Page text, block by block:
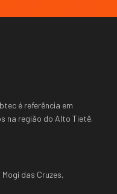
é referência em
na região do Alto Tietê.
das Cruzes,